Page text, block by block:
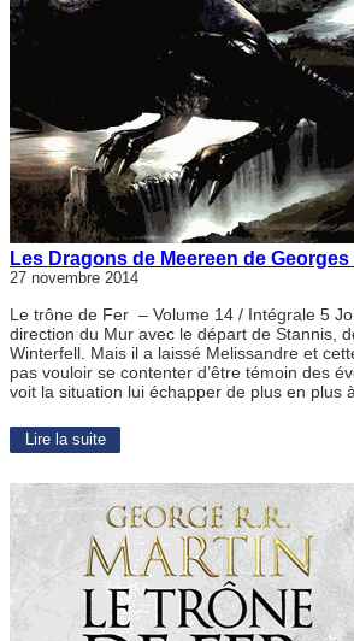
Les Dragons de Meereen de Georges
27 novembre 2014
Le trône de Fer – Volume 14 / Intégrale 5
direction du Mur avec le départ de Stannis,
Winterfell. Mais il a laissé Melissandre et
pas vouloir se contenter d’être témoin des
voit la situation lui échapper de plus en plus
Lire la suite